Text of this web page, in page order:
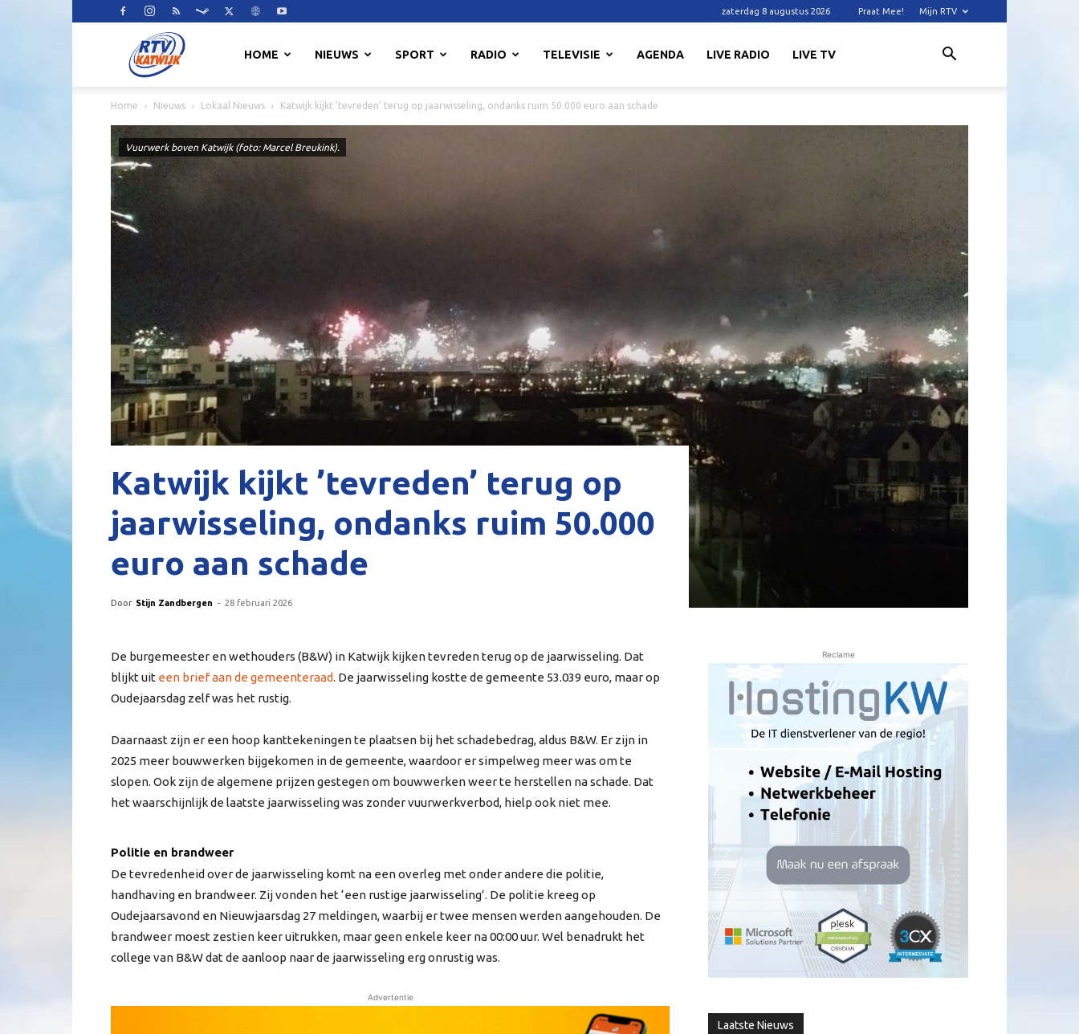
zaterdag 8 augustus 2026 Praat Mee! Mijn RTV
HOME NIEUWS SPORT RADIO TELEVISIE AGENDA LIVE RADIO LIVE TV
Home Nieuws Lokaal Nieuws Katwijk kijkt ’tevreden’ terug op jaarwisseling, ondanks ruim 50.000 euro aan schade
Vuurwerk boven Katwijk (foto: Marcel Breukink).
Katwijk kijkt ’tevreden’ terug op
jaarwisseling, ondanks ruim 50.000
euro aan schade
Door Stijn Zandbergen - 28 februari 2026
De burgemeester en wethouders (B&W) in Katwijk kijken tevreden terug op de jaarwisseling. Dat
blijkt uit een brief aan de gemeenteraad. De jaarwisseling kostte de gemeente 53.039 euro, maar op
Oudejaarsdag zelf was het rustig.
Daarnaast zijn er een hoop kanttekeningen te plaatsen bij het schadebedrag, aldus B&W. Er zijn in
2025 meer bouwwerken bijgekomen in de gemeente, waardoor er simpelweg meer was om te
slopen. Ook zijn de algemene prijzen gestegen om bouwwerken weer te herstellen na schade. Dat
het waarschijnlijk de laatste jaarwisseling was zonder vuurwerkverbod, hielp ook niet mee.
Politie en brandweer
De tevredenheid over de jaarwisseling komt na een overleg met onder andere die politie,
handhaving en brandweer. Zij vonden het ‘een rustige jaarwisseling’. De politie kreeg op
Oudejaarsavond en Nieuwjaarsdag 27 meldingen, waarbij er twee mensen werden aangehouden. De
brandweer moest zestien keer uitrukken, maar geen enkele keer na 00:00 uur. Wel benadrukt het
college van B&W dat de aanloop naar de jaarwisseling erg onrustig was.
Advertentie
Reclame
Laatste Nieuws